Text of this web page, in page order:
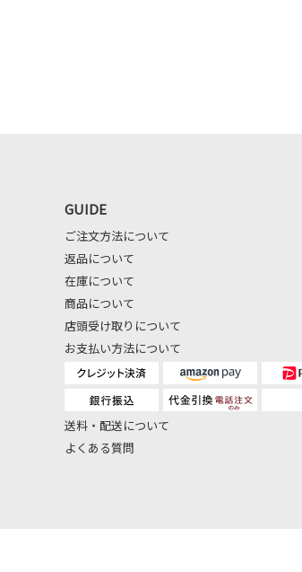
GUIDE
ご注文方法について
返品について
在庫について
商品について
店頭受け取りについて
お支払い方法について
送料・配送について
よくある質問